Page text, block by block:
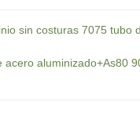
sin costuras 7075
acero aluminizado+As80